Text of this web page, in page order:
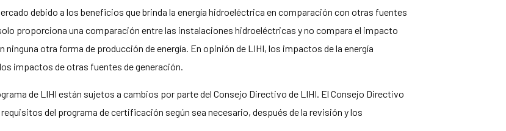
debido a los beneficios que brinda la energía hidroeléctrica en comparación con otras fuentes
proporciona una comparación entre las instalaciones hidroeléctricas y no compara el impacto
otra forma de producción de energía. En opinión de LIHI, los impactos de la energía
impactos de otras fuentes de generación.
de LIHI están sujetos a cambios por parte del Consejo Directivo de LIHI. El Consejo Directivo
del programa de certificación según sea necesario, después de la revisión y los